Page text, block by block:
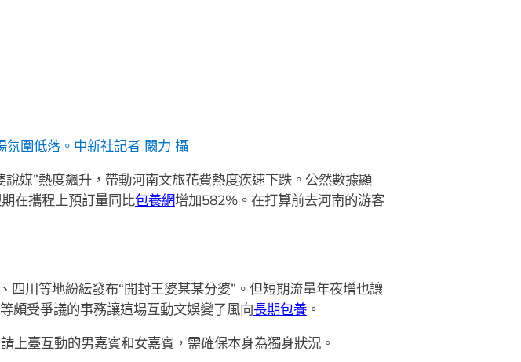
氛圍低落。 中新社記者 闞力 攝
說媒”熱度飆升，帶動河南文旅花費熱度疾速下跌。公然數據顯
在攜程上預訂量同比包養網增加582%。在打算前去河南的游客
四川等地紛紜發布“開封王婆某某分婆”。但短期流量年夜增也讓
等頗受爭議的事務讓這場互動文娛變了風向長期包養。
上臺互動的男嘉賓和女嘉賓，需確保本身為獨身狀況。